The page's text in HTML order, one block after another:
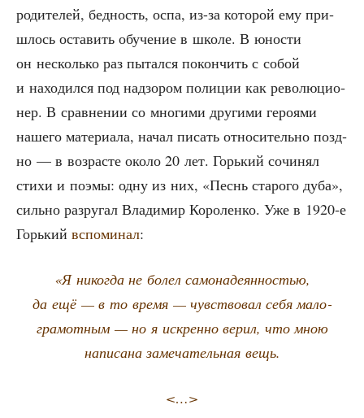
роди­те­лей, бед­ность, оспа, из-за кото­рой ему при­
шлось оста­вить обу­че­ние в шко­ле. В юно­сти
он несколь­ко раз пытал­ся покон­чить с собой
и нахо­дил­ся под над­зо­ром поли­ции как рево­лю­ци­о­
нер. В срав­не­нии со мно­ги­ми дру­ги­ми геро­я­ми
наше­го мате­ри­а­ла, начал писать отно­си­тель­но позд­
но — в воз­расте око­ло 20 лет. Горь­кий сочи­нял
сти­хи и поэ­мы: одну из них, «Песнь ста­ро­го дуба»,
силь­но раз­ру­гал Вла­ди­мир Коро­лен­ко. Уже в 1920‑е
Горь­кий вспо­ми­нал:
«Я нико­гда не болел само­на­де­ян­но­стью,
да ещё — в то вре­мя — чув­ство­вал себя мало­
гра­мот­ным — но я искрен­но верил, что мною
напи­са­на заме­ча­тель­ная вещь.
<…>